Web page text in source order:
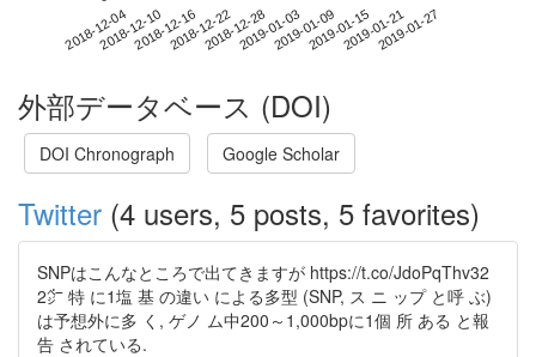
2018-12-042018-12-102018-12-162018-12-222018-12-282019-01-032019-01-092019-01-152019-01-212019-01-27
外部データベース (DOI)
DOI Chronograph Google Scholar
Twitter (4 users, 5 posts, 5 favorites)
SNPはこんなところで出てきますが https://t.co/JdoPqThv32
2㌻ 特 に1塩 基 の違い による多型 (SNP, ス ニ ップ と呼 ぶ)
は予想外に多 く, ゲノ ム中200～1,000bpに1個 所 ある と報
告 されている.